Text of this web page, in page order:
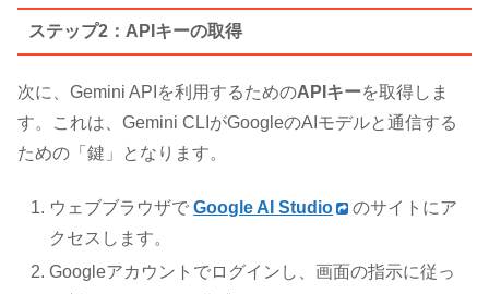
ステップ2：APIキーの取得
次に、Gemini APIを利用するためのAPIキーを取得しま
す。これは、Gemini CLIがGoogleのAIモデルと通信する
ための「鍵」となります。
ウェブブラウザでGoogle AI Studio
のサイトにア
クセスします。
Googleアカウントでログインし、画面の指示に従っ